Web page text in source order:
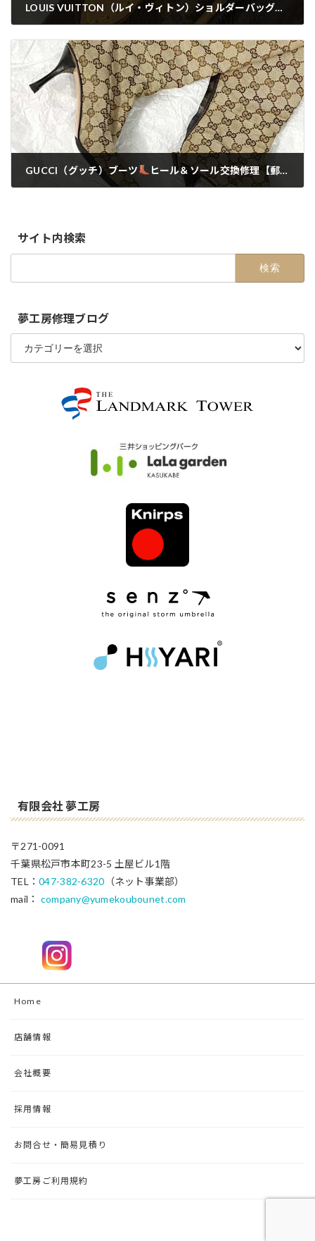
LOUIS VUITTON（ルイ・ヴィトン）ショルダーバッグ 根革修理【郵送・配送修理】
GUCCI（グッチ）ブーツ ヒール＆ソール交換修理【郵送・配送修理】
サイト内検索
夢工房修理ブログ
夢
房
有限会社 夢工房
〒271-0091
千葉県松戸市本町23-5 土屋ビル1階
TEL：047-382-6320 （ネット事業部）
mail： company@yumekoubounet.com
Home
店舗情報
会社概要
採用情報
お問合せ・簡易見積り
夢工房ご利用規約